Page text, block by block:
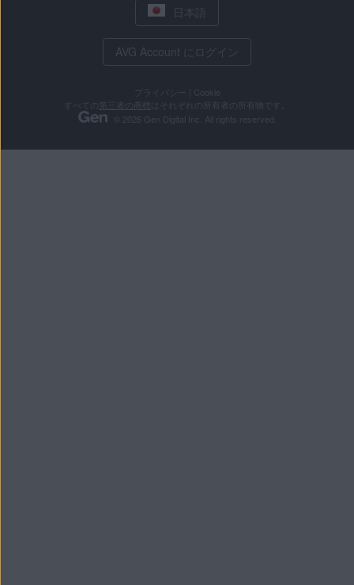
日本語
AVG Account にログイン
プライバシー
Cookie
第三者の商標
はそれぞれの所有者の所有物です。
© 2026 Gen Digital Inc. All rights reserved.